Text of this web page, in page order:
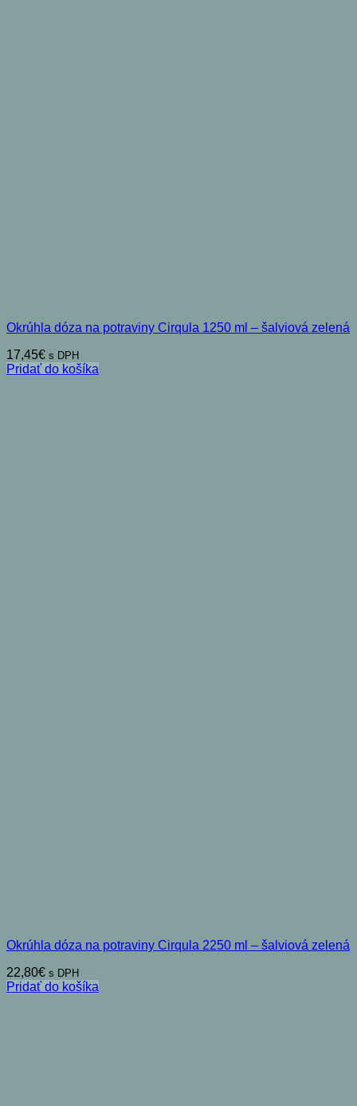
Okrúhla dóza na potraviny Cirqula 1250 ml – šalviová zelená
17,45€ s DPH
Pridať do košíka
Okrúhla dóza na potraviny Cirqula 2250 ml – šalviová zelená
22,80€ s DPH
Pridať do košíka